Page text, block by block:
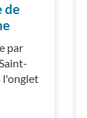
de
par
l'onglet